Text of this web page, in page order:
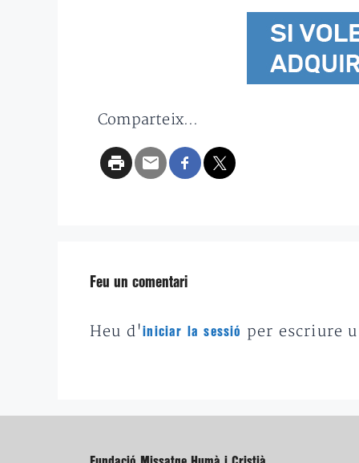
Comparteix...
Feu un comentari
Heu d'iniciar la sessió per escriure